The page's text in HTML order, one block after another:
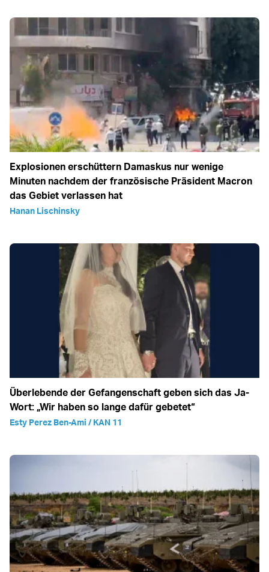
Explosionen erschüttern Damaskus nur wenige
Minuten nachdem der französische Präsident Macron
das Gebiet verlassen hat
Hanan Lischinsky
Überlebende der Gefangenschaft geben sich das Ja-
Wort: „Wir haben so lange dafür gebetet“
Esty Perez Ben-Ami / KAN 11